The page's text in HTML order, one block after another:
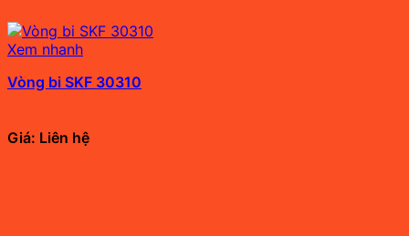
Xem nhanh
Vòng bi SKF 30310
Giá: Liên hệ